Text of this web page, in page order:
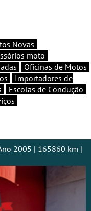
Novas
moto
Oficinas de Motos
Importadores de
Escolas de Condução
2005 | 165860 km |